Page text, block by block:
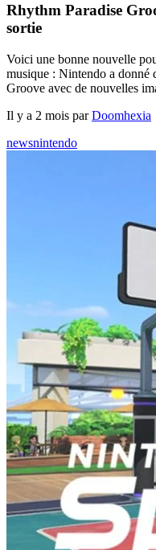
Rhythm Paradise
sortie
Voici une bonne nouvelle
musique : Nintendo a donné
Groove avec de nouvelles
Il y a 2 mois parDoomhexia
newsnintendo